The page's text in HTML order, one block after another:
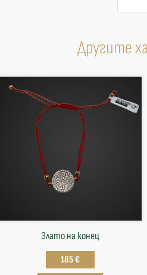
Другите
Злато на конец
185 €